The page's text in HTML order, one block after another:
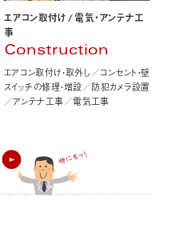
エアコン取付け/電気・アンテナ工
事
Construction
エアコン取付け・取外し／コンセント・壁
スイッチの修理・増設／防犯カメラ設置
／アンテナ工事／電気工事